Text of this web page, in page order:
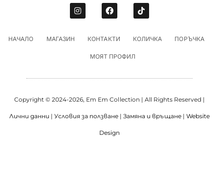
НАЧАЛО МАГАЗИН КОНТАКТИ КОЛИЧКА ПОРЪЧКА
МОЯТ ПРОФИЛ
Copyright © 2024-2026, Em Em Collection | All Rights Reserved |
Лични данни |Условия за ползване |Замяна и връщане| Website
Design